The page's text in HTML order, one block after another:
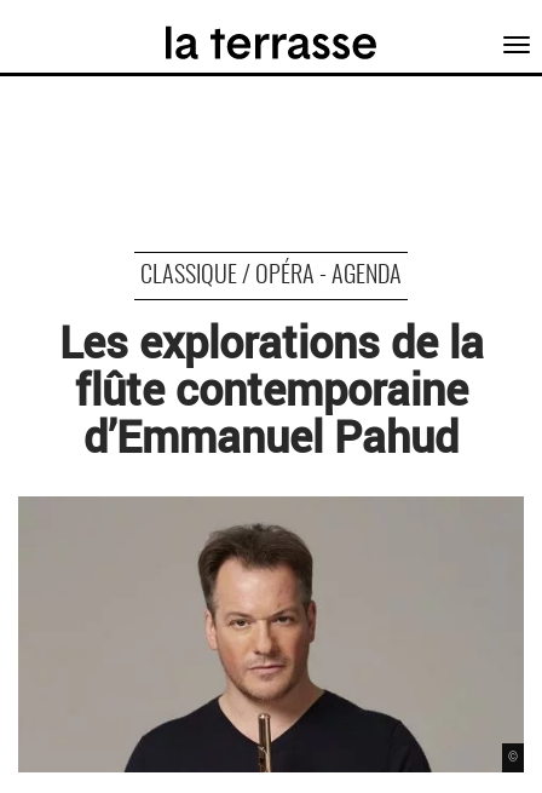
CLASSIQUE / OPÉRA - AGENDA
Les explorations de la
flûte contemporaine
d’Emmanuel Pahud
©